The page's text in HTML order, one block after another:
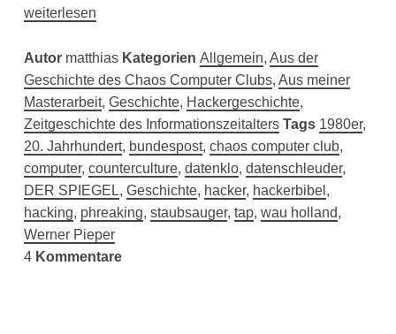
weiterlesen
Autor matthias Kategorien Allgemein, Aus der
Geschichte des Chaos Computer Clubs, Aus meiner
Masterarbeit, Geschichte, Hackergeschichte,
Zeitgeschichte des Informationszeitalters Tags 1980er,
20. Jahrhundert, bundespost, chaos computer club,
computer, counterculture, datenklo, datenschleuder,
DER SPIEGEL, Geschichte, hacker, hackerbibel ,
hacking, phreaking, staubsauger, tap, wau holland,
Werner Pieper
4Kommentare